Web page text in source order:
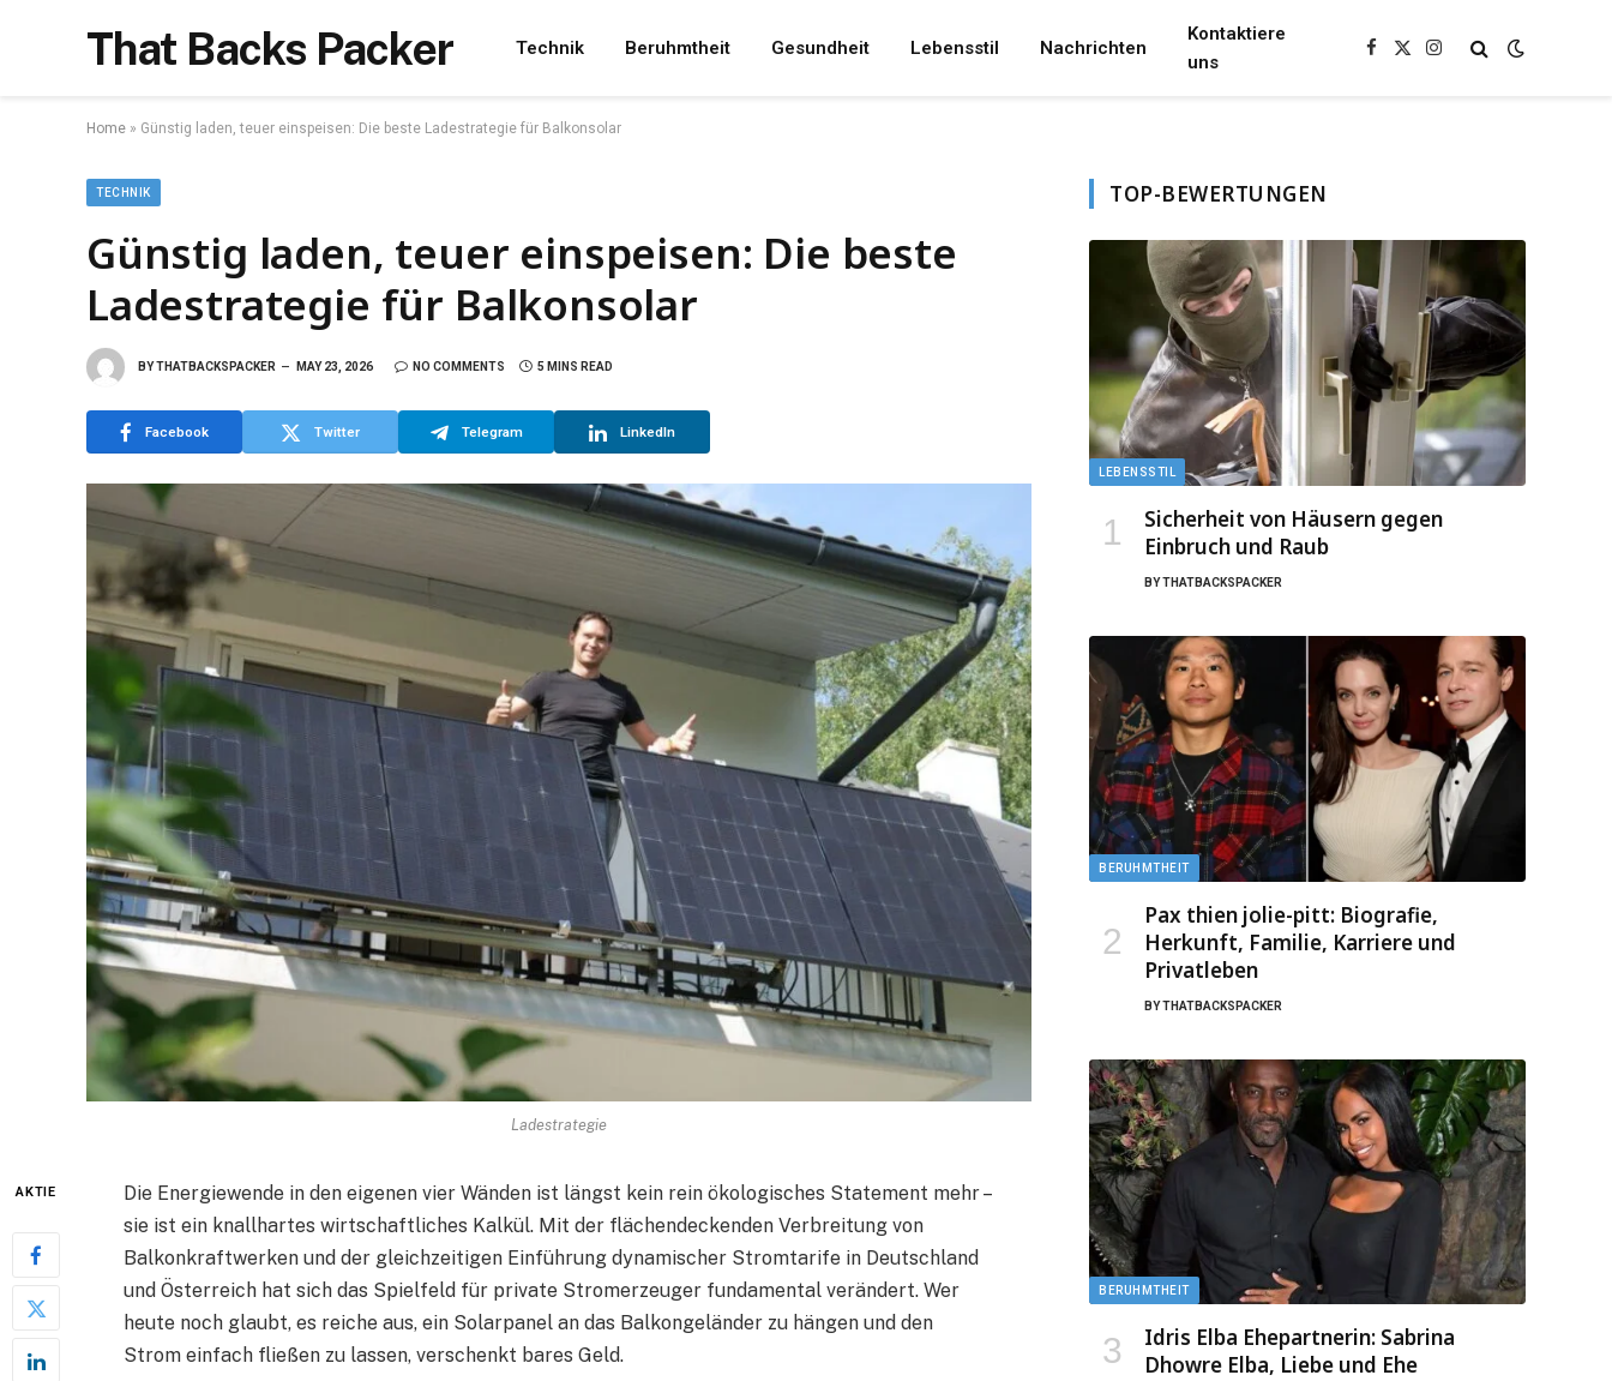
That Backs Packer Technik Beruhmtheit Gesundheit Lebensstil Nachrichten
Kontaktiere
uns
Facebook
X
Instagram
Home » Günstig laden, teuer einspeisen: Die beste Ladestrategie für Balkonsolar
TECHNIK
Günstig laden, teuer einspeisen: Die beste
Ladestrategie für Balkonsolar
BYTHATBACKSPACKER MAY 23, 2026 NO COMMENTS 5 MINS READ
Facebook Twitter Telegram LinkedIn
Ladestrategie
AKTIE
Die Energiewende in den eigenen vier Wänden ist längst kein rein ökologisches Statement mehr –
sie ist ein knallhartes wirtschaftliches Kalkül. Mit der flächendeckenden Verbreitung von
Balkonkraftwerken und der gleichzeitigen Einführung dynamischer Stromtarife in Deutschland
und Österreich hat sich das Spielfeld für private Stromerzeuger fundamental verändert. Wer
heute noch glaubt, es reiche aus, ein Solarpanel an das Balkongeländer zu hängen und den
Strom einfach fließen zu lassen, verschenkt bares Geld.
TOP-BEWERTUNGEN
LEBENSSTIL
Sicherheit von Häusern gegen
Einbruch und Raub
BYTHATBACKSPACKER
BERUHMTHEIT
Pax thien jolie-pitt: Biografie,
Herkunft, Familie, Karriere und
Privatleben
BYTHATBACKSPACKER
BERUHMTHEIT
Idris Elba Ehepartnerin: Sabrina
Dhowre Elba, Liebe und Ehe